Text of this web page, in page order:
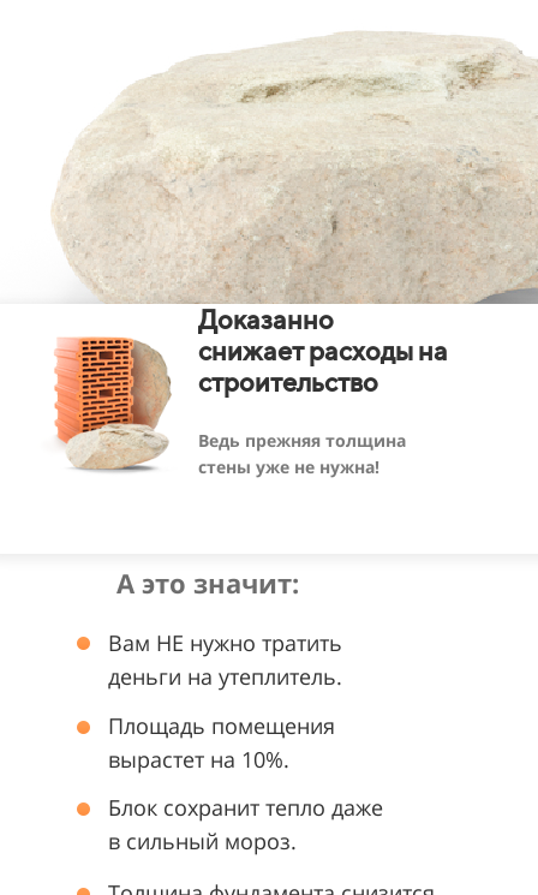
А это значит:
Доказанно
снижает расходы на
строительство
Ведь прежняя толщина
стены уже не нужна!
Вам НЕ нужно тратить
деньги на утеплитель.
Площадь помещения
вырастет на 10%.
Блок сохранит тепло даже
в сильный мороз.